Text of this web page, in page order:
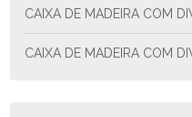
CAIXA DE MADEIRA COM
CAIXA DE MADEIRA COM DIVISÓRIAS: ORGANIZE SEU